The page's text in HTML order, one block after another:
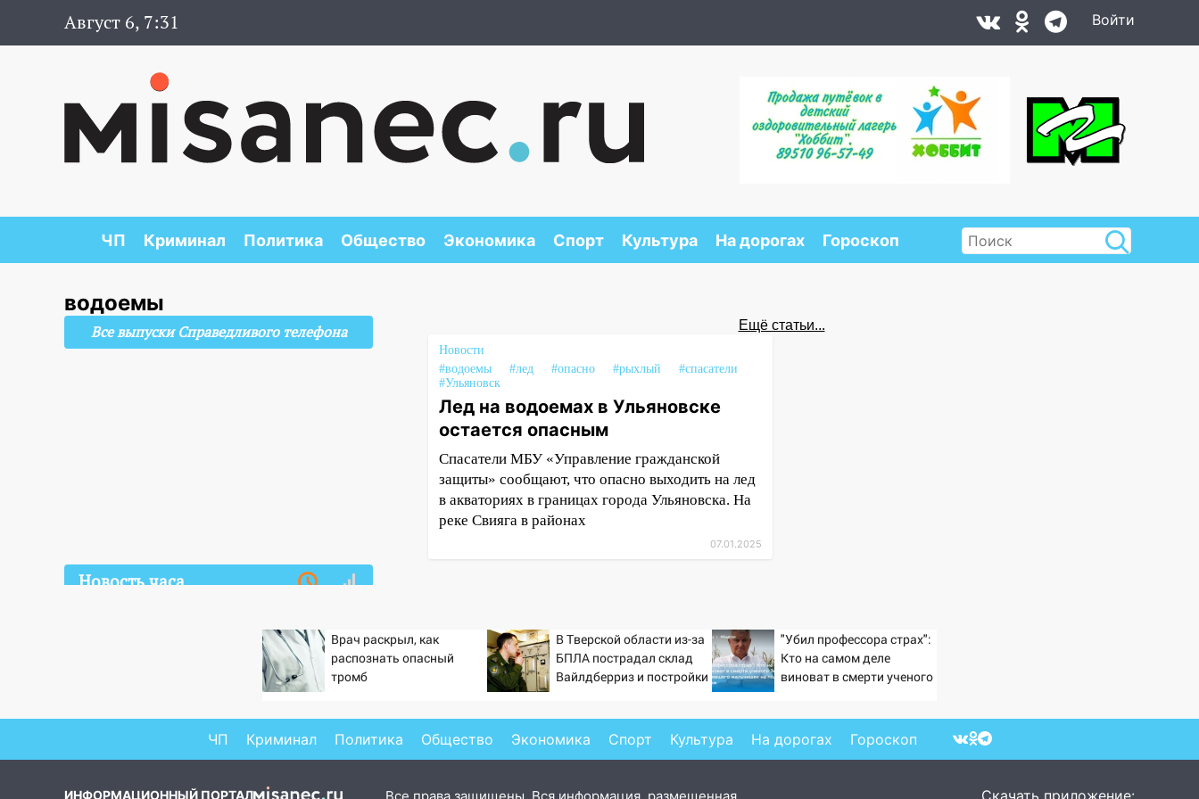
Август 6, 7:31 Войти
ЧП Криминал Политика Общество Экономика Спорт Культура На дорогах Гороскоп
водоемы
Ещё статьи...
Новости
#водоемы
#лед #опасно #рыхлый
#спасатели
#Ульяновск
Лед на водоемах в Ульяновске
остается опасным
Спасатели МБУ «Управление гражданской
защиты» сообщают, что опасно выходить на лед
в акваториях в границах города Ульяновска. На
реке Свияга в районах
07.01.2025
Все выпуски Справедливого телефона
Новость часа
Кабмин РФ разрешил до 1
июля 2027 года импорт, выпуск
и обращение бензина Евро 2,
Соцсети: на Рябикова
автомобиль врезался в забор
Где есть бензин в
Врач раскрыл, как
распознать опасный
тромб
В Тверской области из-за
БПЛА пострадал склад
Вайлдберриз и постройки
области сегодня -
Afanasy.biz – Тверские
"Убил профессора страх":
Кто на самом деле
виноват в смерти ученого
горохом
ЧП Криминал Политика Общество Экономика Спорт Культура На дорогах Гороскоп
ИНФОРМАЦИОННЫЙ ПОРТАЛ Скачать приложение: